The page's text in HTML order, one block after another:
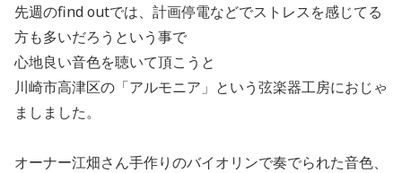
先週のfind outでは、計画停電などでストレスを感じてる
方も多いだろうという事で
心地良い音色を聴いて頂こうと
川崎市高津区の「アルモニア」という弦楽器工房におじゃ
ましました。
オーナー江畑さん手作りのバイオリンで奏でられた音色、